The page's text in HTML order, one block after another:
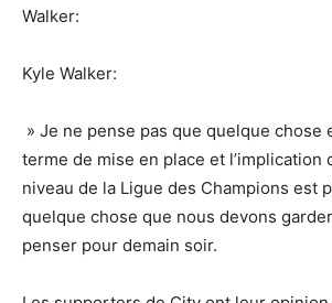
Walker:
Kyle Walker:
» Je ne pense pas que quelque chose
terme de mise en place et l’implication
niveau de la Ligue des Champions est
quelque chose que nous devons
penser pour demain soir.